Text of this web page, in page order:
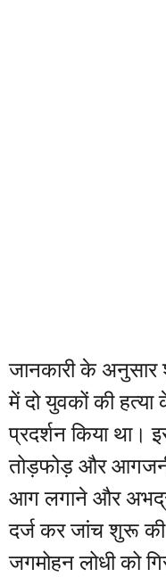
जानकारी के
में दो युवकों की हत्या
प्रदर्शन किया था।
तोड़फोड़ और
आग लगाने और
दर्ज कर जांच शुरू की
जगमोहन लोधी को